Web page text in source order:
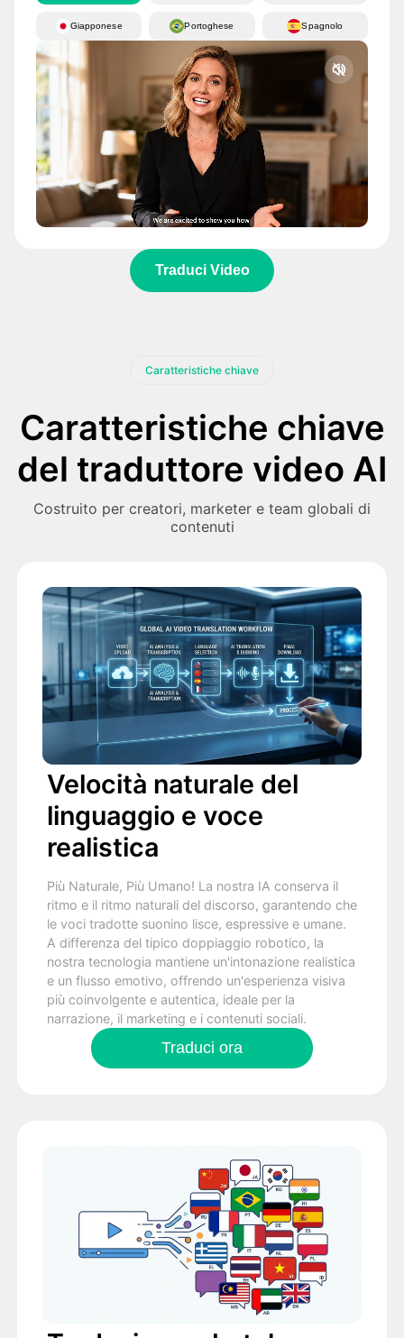
Giapponese Portoghese Spagnolo
Traduci Video
Caratteristiche chiave
Caratteristiche chiave
del traduttore video AI
Costruito per creatori, marketer e team globali di
contenuti
Velocità naturale del
linguaggio e voce
realistica
Più Naturale, Più Umano! La nostra IA conserva il
ritmo e il ritmo naturali del discorso, garantendo che
le voci tradotte suonino lisce, espressive e umane.
A differenza del tipico doppiaggio robotico, la
nostra tecnologia mantiene un'intonazione realistica
e un flusso emotivo, offrendo un'esperienza visiva
più coinvolgente e autentica, ideale per la
narrazione, il marketing e i contenuti sociali.
Traduci ora